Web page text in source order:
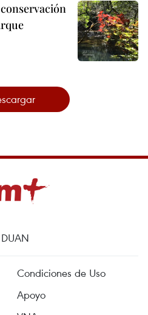
Condiciones de Uso
Apoyo